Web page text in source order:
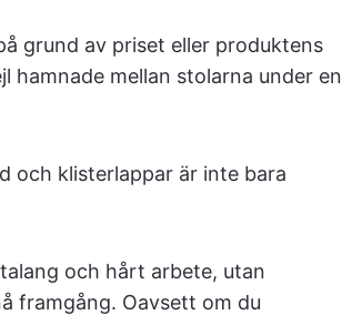
grund av priset eller produktens
mellan stolarna under en
och klisterlappar är inte bara
och hårt arbete, utan
framgång. Oavsett om du